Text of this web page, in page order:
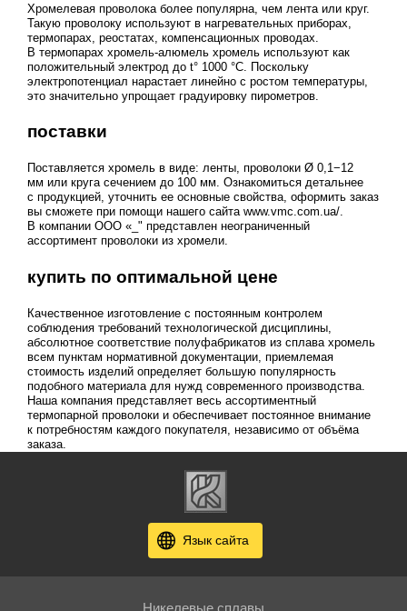
Хромелевая проволока более популярна, чем лента или круг.
Такую проволоку используют в нагревательных приборах,
термопарах, реостатах, компенсационных проводах.
В термопарах хромель-алюмель хромель используют как
положительный электрод до t° 1000 °C. Поскольку
электропотенциал нарастает линейно с ростом температуры,
это значительно упрощает градуировку пирометров.
поставки
Поставляется хромель в виде: ленты, проволоки Ø 0,1−12
мм или круга сечением до 100 мм. Ознакомиться детальнее
с продукцией, уточнить ее основные свойства, оформить заказ
вы сможете при помощи нашего сайта www.vmc.com.ua/.
В компании ООО «_" представлен неограниченный
ассортимент проволоки из хромели.
купить по оптимальной цене
Качественное изготовление с постоянным контролем
соблюдения требований технологической дисциплины,
абсолютное соответствие полуфабрикатов из сплава хромель
всем пунктам нормативной документации, приемлемая
стоимость изделий определяет большую популярность
подобного материала для нужд современного производства.
Наша компания представляет весь ассортиментный
термопарной проволоки и обеспечивает постоянное внимание
к потребностям каждого покупателя, независимо от объёма
заказа.
Язык сайта
Никелевые сплавы